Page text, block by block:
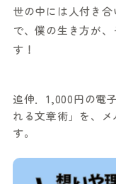
世の中には人付き
で、僕の生き方が
す！
追伸．1,000円の電
れる文章術」を、
す。